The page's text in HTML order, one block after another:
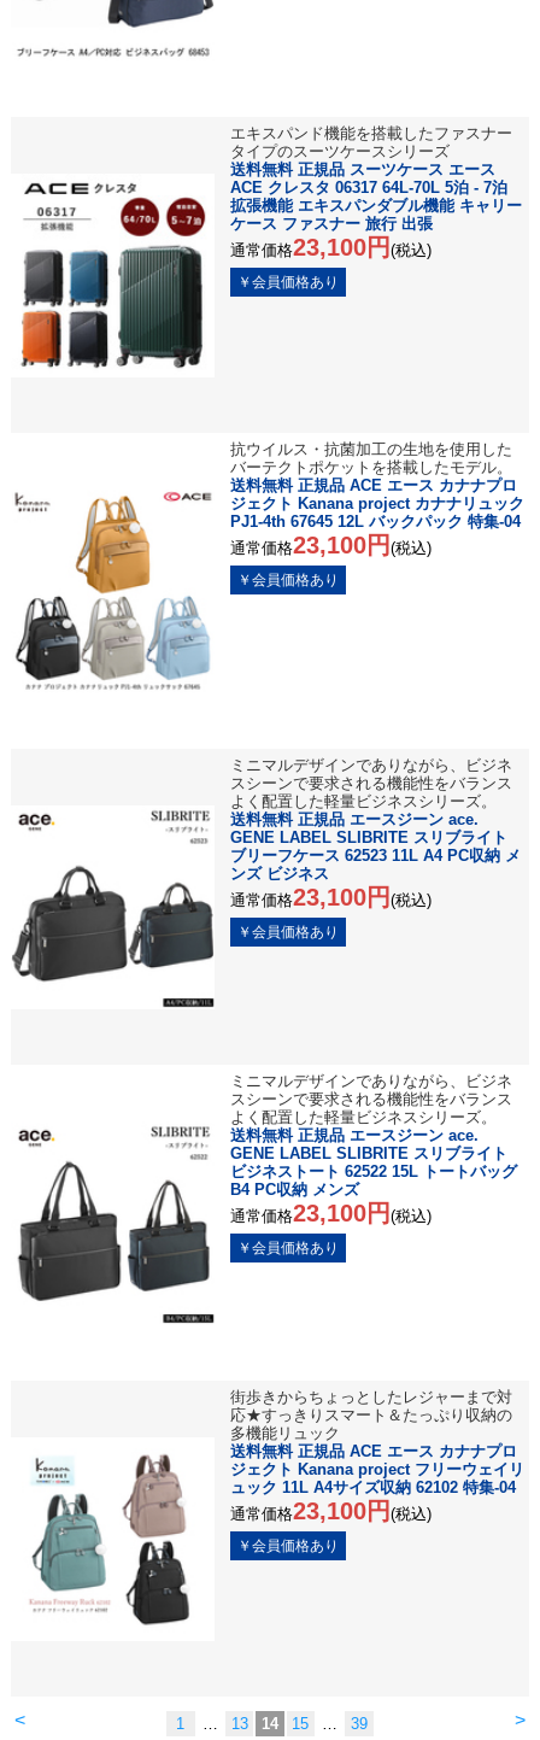
エキスパンド機能を搭載したファスナー
タイプのスーツケースシリーズ
送料無料 正規品 スーツケース エース
ACE クレスタ 06317 64L-70L 5泊 - 7泊
拡張機能 エキスパンダブル機能 キャリー
ケース ファスナー 旅行 出張
通常価格23,100円 (税込)
抗ウイルス・抗菌加工の生地を使用した
バーテクトポケットを搭載したモデル。
送料無料 正規品 ACE エース カナナプロ
ジェクト Kanana project カナナリュック
PJ1-4th 67645 12L バックパック 特集-04
通常価格23,100円 (税込)
ミニマルデザインでありながら、ビジネ
スシーンで要求される機能性をバランス
よく配置した軽量ビジネスシリーズ。
送料無料 正規品 エースジーン ace.
GENE LABEL SLIBRITE スリブライト
ブリーフケース 62523 11L A4 PC収納 メ
ンズ ビジネス
通常価格23,100円 (税込)
ミニマルデザインでありながら、ビジネ
スシーンで要求される機能性をバランス
よく配置した軽量ビジネスシリーズ。
送料無料 正規品 エースジーン ace.
GENE LABEL SLIBRITE スリブライト
ビジネストート 62522 15L トートバッグ
B4 PC収納 メンズ
通常価格23,100円 (税込)
街歩きからちょっとしたレジャーまで対
応★すっきりスマート＆たっぷり収納の
多機能リュック
送料無料 正規品 ACE エース カナナプロ
ジェクト Kanana project フリーウェイリ
ュック 11L A4サイズ収納 62102 特集-04
通常価格23,100円 (税込)
< >
1 … 13 14 15 … 39